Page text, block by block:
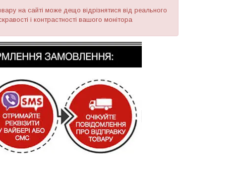
на сайті може дещо відрізнятися від реального
і контрастності вашого монітора